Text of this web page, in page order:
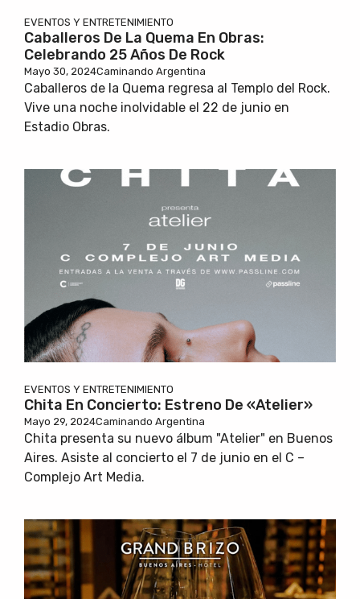
EVENTOS Y ENTRETENIMIENTO
Caballeros De La Quema En Obras:
Celebrando 25 Años De Rock
Mayo 30, 2024Caminando Argentina
Caballeros de la Quema regresa al Templo del Rock.
Vive una noche inolvidable el 22 de junio en
Estadio Obras.
EVENTOS Y ENTRETENIMIENTO
Chita En Concierto: Estreno De «Atelier»
Mayo 29, 2024Caminando Argentina
Chita presenta su nuevo álbum "Atelier" en Buenos
Aires. Asiste al concierto el 7 de junio en el C –
Complejo Art Media.